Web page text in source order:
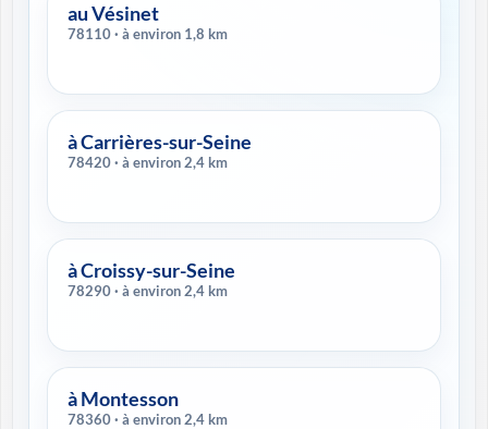
au Vésinet
78110 · à environ 1,8 km
à Carrières-sur-Seine
78420 · à environ 2,4 km
à Croissy-sur-Seine
78290 · à environ 2,4 km
à Montesson
78360 · à environ 2,4 km